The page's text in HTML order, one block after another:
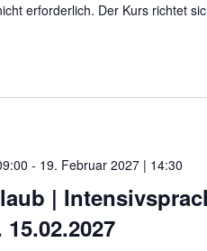
erforderlich. Der Kurs richtet
|
- 19. Februar 2027 | 14:30